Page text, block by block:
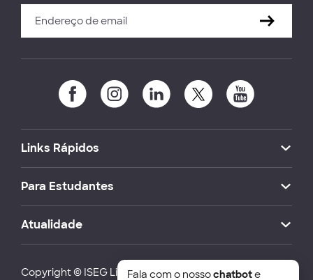
Links Rápidos
Para Estudantes
Atualidade
Copyright © ISEG Lisbon School of Economics and
Fala com o nossochatbote